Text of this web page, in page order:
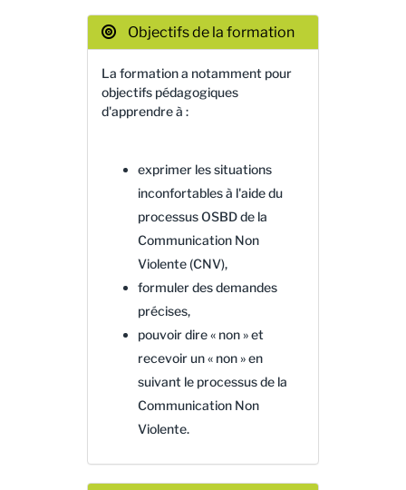
Objectifs de la formation
La formation a notamment pour
objectifs pédagogiques
d'apprendre à :
exprimer les situations
inconfortables à l'aide du
processus OSBD de la
Communication Non
Violente (CNV),
formuler des demandes
précises,
pouvoir dire « non » et
recevoir un « non » en
suivant le processus de la
Communication Non
Violente.